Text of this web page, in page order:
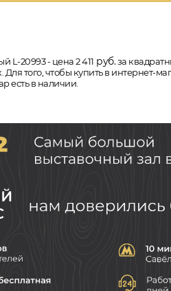
L-20993 - цена 2 411 руб.за
Для того, чтобы купить в интернет-
есть в наличии.